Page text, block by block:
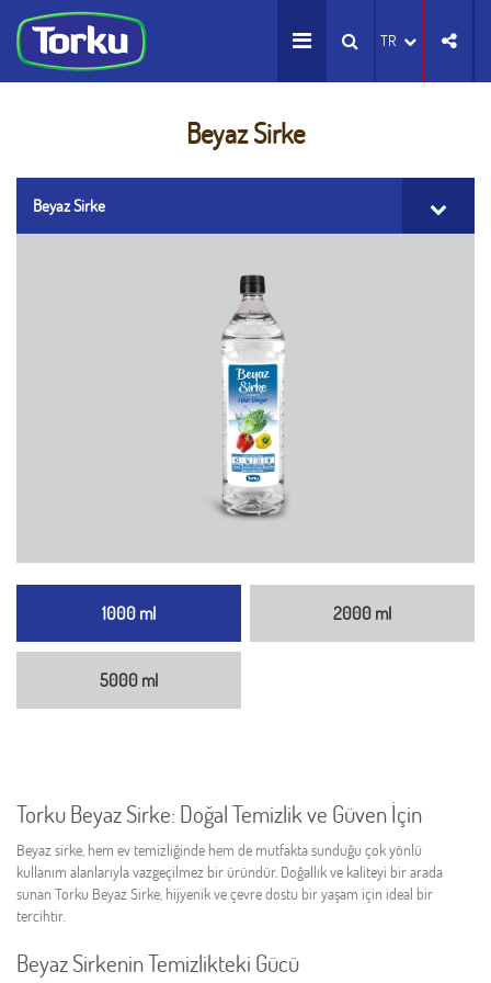
TR
Beyaz Sirke
Beyaz Sirke
1000 ml 2000 ml
5000 ml
Torku Beyaz Sirke: Doğal Temizlik ve Güven İçin
Beyaz sirke, hem ev temizliğinde hem de mutfakta sunduğu çok yönlü
kullanım alanlarıyla vazgeçilmez bir üründür. Doğallık ve kaliteyi bir arada
sunan Torku Beyaz Sirke, hijyenik ve çevre dostu bir yaşam için ideal bir
tercihtir.
Beyaz Sirkenin Temizlikteki Gücü